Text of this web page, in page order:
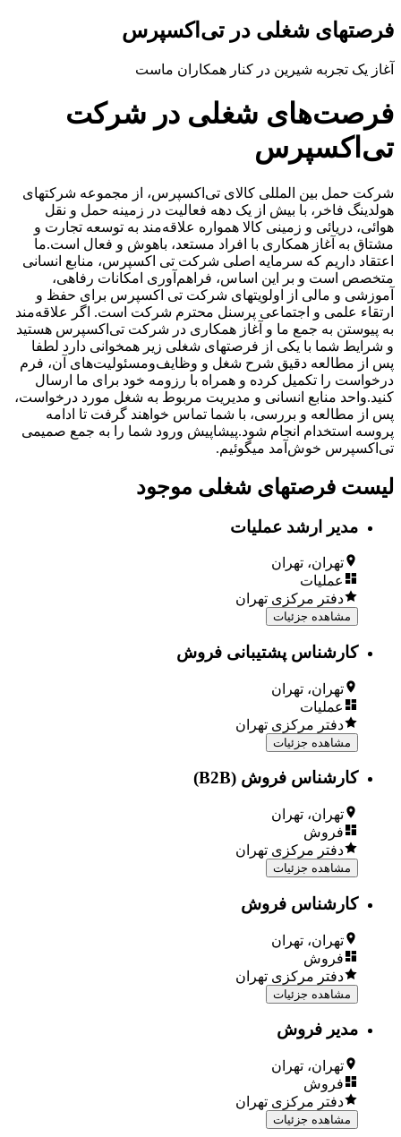
فرصتهای شغلی در تی‌اکسپرس
آغاز یک تجربه شیرین در کنار همکاران ماست
فرصت‌های شغلی در شرکت
تی‌اکسپرس
شرکت حمل بین المللی کالای تی‌اکسپرس، از مجموعه شرکتهای
هولدینگ فاخر، با بیش از یک دهه فعالیت در زمینه حمل و نقل
هوائی، دریائی و زمینی کالا همواره علاقه‌مند به توسعه تجارت و
مشتاق به آغاز همکاری با افراد مستعد، باهوش و فعال است.ما
اعتقاد داریم که سرمایه اصلی شرکت تی اکسپرس، منابع انسانی
متخصص است و بر این اساس، فراهم‌آوری امکانات رفاهی،
آموزشی و مالی از اولویتهای شرکت تی اکسپرس برای حفظ و
ارتقاء علمی و اجتماعی پرسنل محترم شرکت است. اگر علاقه‌مند
به پیوستن به جمع ما و آغاز همکاری در شرکت تی‌اکسپرس هستید
و شرایط شما با یکی از فرصتهای شغلی زیر همخوانی دارد لطفا
پس از مطالعه دقیق شرح شغل و وظایف‌ومسئولیت‌های آن، فرم
درخواست را تکمیل کرده و همراه با رزومه خود برای ما ارسال
کنید.واحد منابع انسانی و مدیریت مربوط به شغل مورد درخواست،
پس از مطالعه و بررسی، با شما تماس خواهند گرفت تا ادامه
پروسه استخدام انجام شود.پیشاپیش ورود شما را به جمع صمیمی
تی‌اکسپرس خوش‌آمد میگوئیم.
لیست فرصتهای شغلی موجود
مدیر ارشد عملیات
تهران، تهران
عملیات
دفتر مرکزی تهران
مشاهده جزئیات
کارشناس پشتیبانی فروش
تهران، تهران
عملیات
دفتر مرکزی تهران
مشاهده جزئیات
کارشناس فروش (B2B)
تهران، تهران
فروش
دفتر مرکزی تهران
مشاهده جزئیات
کارشناس فروش
تهران، تهران
فروش
دفتر مرکزی تهران
مشاهده جزئیات
مدیر فروش
تهران، تهران
فروش
دفتر مرکزی تهران
مشاهده جزئیات